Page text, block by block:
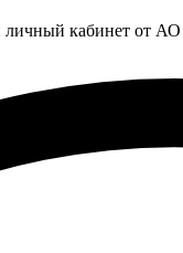
личный кабинет от